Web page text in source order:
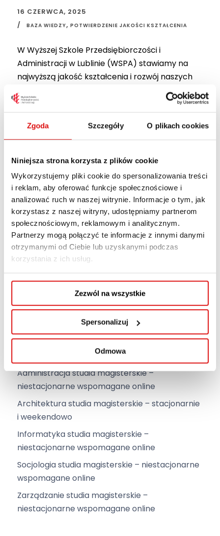
Zgoda Szczegóły O plikach cookies
Niniejsza strona korzysta z plików cookie
Wykorzystujemy pliki cookie do spersonalizowania treści
i reklam, aby oferować funkcje społecznościowe i
analizować ruch w naszej witrynie. Informacje o tym, jak
korzystasz z naszej witryny, udostępniamy partnerom
społecznościowym, reklamowym i analitycznym.
Partnerzy mogą połączyć te informacje z innymi danymi
otrzymanymi od Ciebie lub uzyskanymi podczas
korzystania z ich usług.
Zezwól na wszystkie
Spersonalizuj
Odmowa
16 CZERWCA, 2025
BAZA WIEDZY, POTWIERDZENIE JAKOŚCI KSZTAŁCENIA
W Wyższej Szkole Przedsiębiorczości i
Administracji w Lublinie (WSPA) stawiamy na
najwyższą jakość kształcenia i rozwój naszych
studentów. Potwierdzeniem tego są nie tylko
sukcesy absolwentów, ale także prestiżowe
akredytacje przyznawane przez najważniejsze
instytucje w kraju i Europie. Z dumą informujemy,
że w ostatnim roku, wszystkie nasze wizytowane
kierunki otrzymały ocenę pozytywną Polskiej
Lista kierunków magisterskich
Administracja studia magisterskie –
niestacjonarne wspomagane online
Architektura studia magisterskie – stacjonarnie
i weekendowo
Informatyka studia magisterskie –
niestacjonarne wspomagane online
Socjologia studia magisterskie – niestacjonarne
wspomagane online
Zarządzanie studia magisterskie –
niestacjonarne wspomagane online